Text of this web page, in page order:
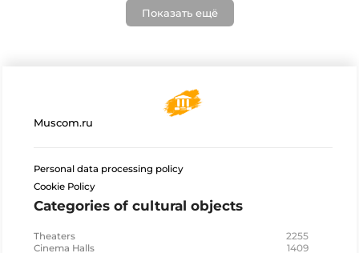
Показать ещё
Muscom.ru
Personal data processing policy
Cookie Policy
Categories of cultural objects
Theaters 2255
Cinema Halls 1409